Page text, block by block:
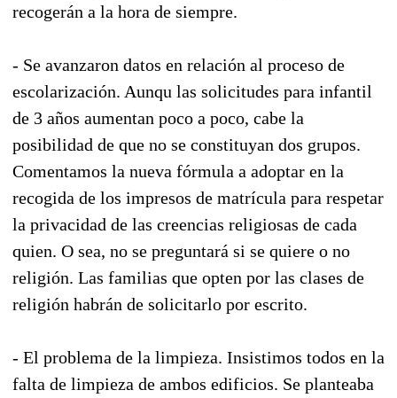
recogerán a la hora de siempre.
- Se avanzaron datos en relación al proceso de
escolarización. Aunqu las solicitudes para infantil
de 3 años aumentan poco a poco, cabe la
posibilidad de que no se constituyan dos grupos.
Comentamos la nueva fórmula a adoptar en la
recogida de los impresos de matrícula para respetar
la privacidad de las creencias religiosas de cada
quien. O sea, no se preguntará si se quiere o no
religión. Las familias que opten por las clases de
religión habrán de solicitarlo por escrito.
- El problema de la limpieza. Insistimos todos en la
falta de limpieza de ambos edificios. Se planteaba